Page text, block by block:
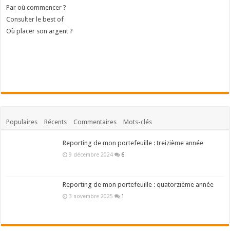
Par où commencer ?
Consulter le best of
Où placer son argent ?
Populaires Récents Commentaires Mots-clés
Reporting de mon portefeuille : treizième année
9 décembre 2024 6
Reporting de mon portefeuille : quatorzième année
3 novembre 2025 1